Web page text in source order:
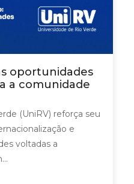
oportunidades
a comunidade
(UniRV) reforça seu
e
voltadas a